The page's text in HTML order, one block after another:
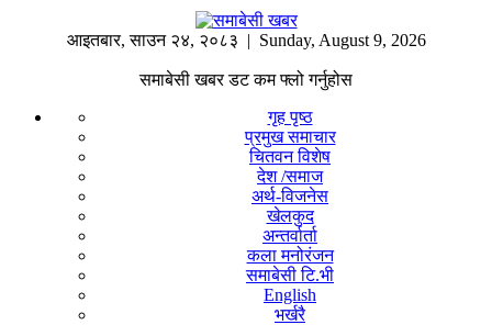
आइतबार,साउन २४, २०८३ | Sunday, August 9, 2026
समाबेसी खबर डट कम फ्लो गर्नुहोस
गृह पृष्ठ
प्रमुख समाचार
चितवन विशेष
देश /समाज
अर्थ-विजनेस
खेलकुद
अन्तर्वार्ता
कला मनोरंजन
समाबेसी टि.भी
English
भर्खरै